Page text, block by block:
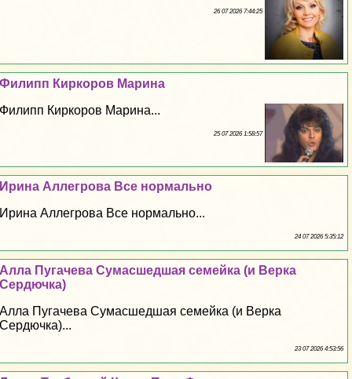
26 07 2026 7:44:25
Филипп Киркоров Марина
Филипп Киркоров Марина...
25 07 2026 1:58:57
Ирина Аллегрова Все нормально
Ирина Аллегрова Все нормально...
24 07 2026 5:35:12
Алла Пугачева Cyмacшедшая семейка (и Верка
Сердючка)
Алла Пугачева Cyмacшедшая семейка (и Верка
Сердючка)...
23 07 2026 4:53:56